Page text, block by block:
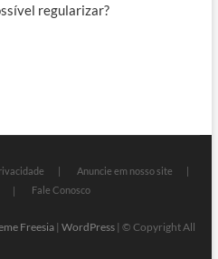
regularizar?
Anuncie em nosso site
Fale Conosco
Freesia| WordPress| © Copyright All